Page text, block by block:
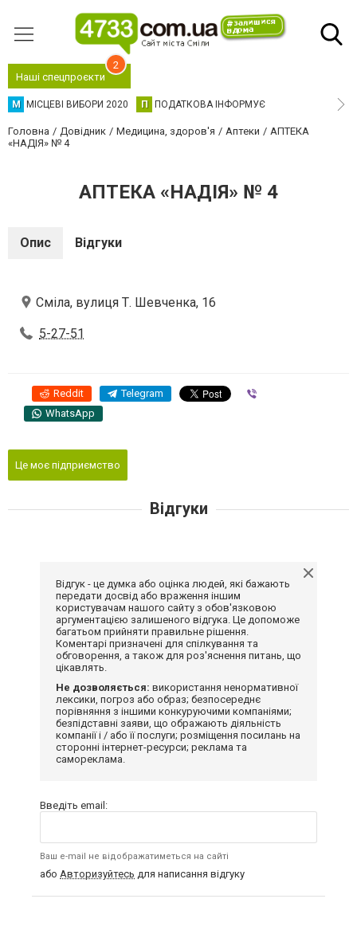
Наші спецпроєкти
2
М МІСЦЕВІ ВИБОРИ 2020 П ПОДАТКОВА ІНФОРМУЄ
Головна Довідник Медицина, здоров'я Аптеки
АПТЕКА
«НАДІЯ» № 4
АПТЕКА «НАДІЯ» № 4
Опис Відгуки
Сміла, вулиця Т. Шевченка, 16
5-27-51
Reddit Telegram
WhatsApp
Це моє підприємство
Відгуки
Відгук - це думка або оцінка людей, які бажають
передати досвід або враження іншим
користувачам нашого сайту з обов'язковою
аргументацією залишеного відгука. Це допоможе
багатьом прийняти правильне рішення.
Коментарі призначені для спілкування та
обговорення, а також для роз'яснення питань, що
цікавлять.
Не дозволяється: використання ненормативної
лексики, погроз або образ; безпосереднє
порівняння з іншими конкуруючими компаніями;
безпідставні заяви, що ображають діяльність
компанії і / або її послуги; розміщення посилань на
сторонні інтернет-ресурси; реклама та
самореклама.
Введіть email:
Ваш e-mail не відображатиметься на сайті
або Авторизуйтесь для написання відгуку